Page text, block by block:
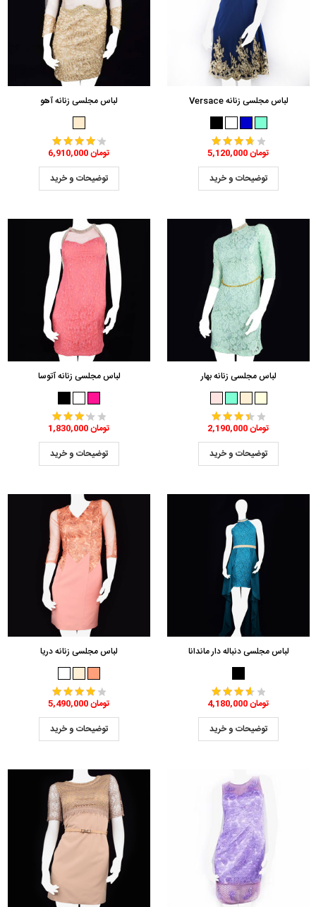
لباس مجلسی زنانه Versace
5,120,000 تومان
توضیحات و خرید
لباس مجلسی زنانه آهو
6,910,000 تومان
توضیحات و خرید
لباس مجلسی زنانه بهار
2,190,000 تومان
توضیحات و خرید
لباس مجلسی زنانه آتوسا
1,830,000 تومان
توضیحات و خرید
لباس مجلسی دنباله دار ماندانا
4,180,000 تومان
توضیحات و خرید
لباس مجلسی زنانه دریا
5,490,000 تومان
توضیحات و خرید